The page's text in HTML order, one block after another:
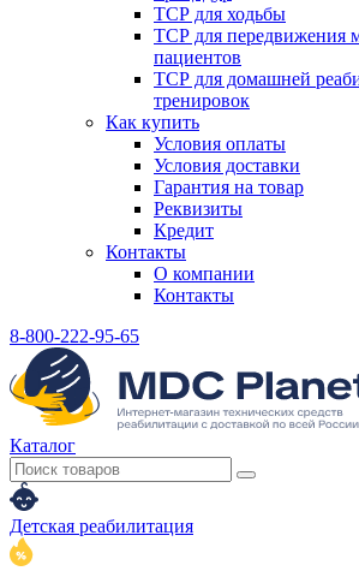
ТСР для ходьбы
ТСР для передвижения
пациентов
ТСР для домашней
тренировок
Как купить
Условия оплаты
Условия доставки
Гарантия на товар
Реквизиты
Кредит
Контакты
О компании
Контакты
8-800-222-95-65
Каталог
Детская реабилитация